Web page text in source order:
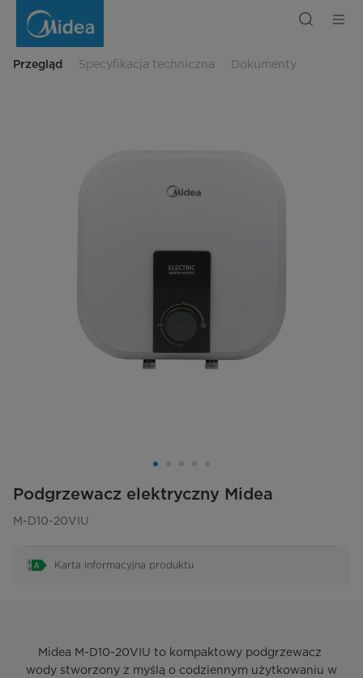
podgrzewacz
20VIUPrzegląd Specyfikacja techniczna Dokumenty
Podgrzewacz elektryczny Midea
M-D10-20VIU
Karta informacyjna produktu
Midea M-D10-20VIU to kompaktowy podgrzewacz
wody stworzony z myślą o codziennym użytkowaniu w